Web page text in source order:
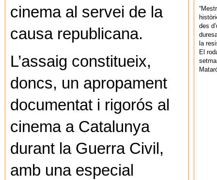
cinema al servei de la
causa republicana.
L’assaig constitueix,
doncs, un apropament
documentat i rigorós al
cinema a Catalunya
durant la Guerra Civil,
amb una especial
des
la
El